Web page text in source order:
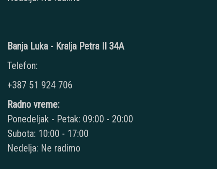
Banja Luka - Kralja Petra II 34A
Telefon:
+387 51 924 706
Radno vreme:
Ponedeljak - Petak: 09:00 - 20:00
Subota: 10:00 - 17:00
Nedelja: Ne radimo